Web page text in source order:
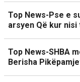
Top News-Pse e
arsyen Që kur
Top News-SHBA
Berisha